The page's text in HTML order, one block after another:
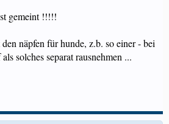
gemeint !!!!!
näpfen für hunde, z.b. so einer - bei
solches separat rausnehmen ...